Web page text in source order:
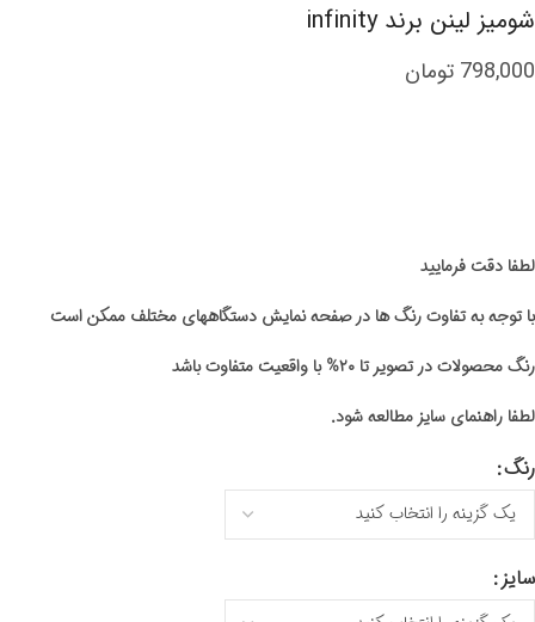
شومیز لینن برند infinity
798,000 تومان
لطفا دقت فرمایید
با توجه به تفاوت رنگ ها در صفحه نمایش دستگاههای مختلف ممکن است
رنگ محصولات در تصویر تا ۲۰% با واقعیت متفاوت باشد
لطفا راهنمای سایز مطالعه شود.
رنگ
سایز